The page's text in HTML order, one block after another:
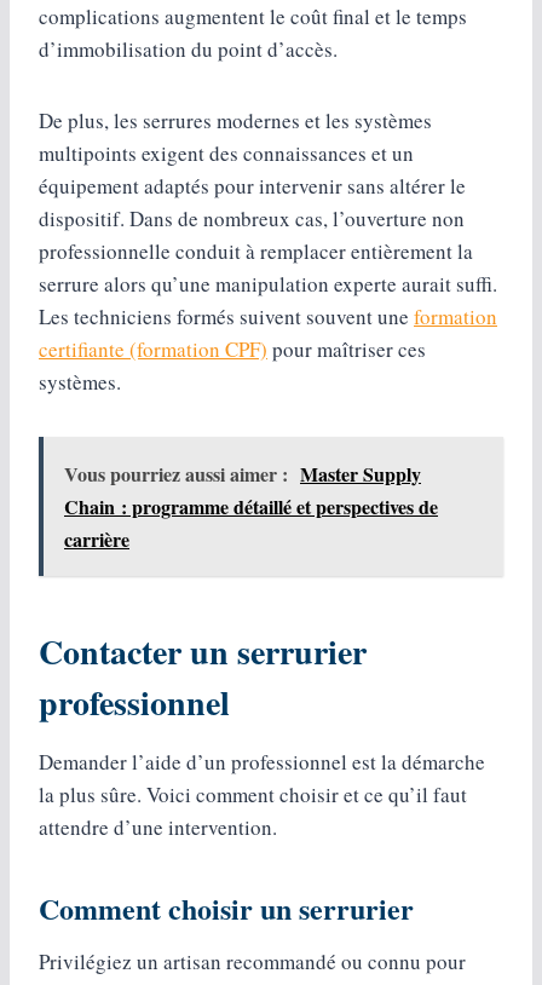
complications augmentent le coût final et le temps
d’immobilisation du point d’accès.
De plus, les serrures modernes et les systèmes
multipoints exigent des connaissances et un
équipement adaptés pour intervenir sans altérer le
dispositif. Dans de nombreux cas, l’ouverture non
professionnelle conduit à remplacer entièrement la
serrure alors qu’une manipulation experte aurait suffi.
Les techniciens formés suivent souvent une formation
certifiante (formation CPF) pour maîtriser ces
systèmes.
Vous pourriez aussi aimer : Master Supply
Chain : programme détaillé et perspectives de
carrière
Contacter un serrurier
professionnel
Demander l’aide d’un professionnel est la démarche
la plus sûre. Voici comment choisir et ce qu’il faut
attendre d’une intervention.
Comment choisir un serrurier
Privilégiez un artisan recommandé ou connu pour